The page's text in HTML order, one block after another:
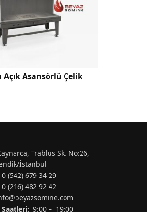
Zaya Pagla 240 cm Elektrikli
Trablus Sk. No:26,
İstanbul
0 (542) 679 34 29
0 (216) 482 92 42
Saatleri: 9:00 – 19:00